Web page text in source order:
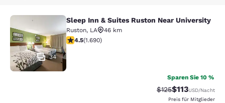
Sleep Inn & Suites Ruston Near
34
Sleep Inn & Suites Ruston Near University
Ruston, LA
46 km
4.49-Sterne-Bewertung. Hervorragend. 1690
4.5(1.690)
Sparen Sie 10 %
Durchgestrichener
$125Vergünstigter
$113USD/Nacht
Preis für Mitglieder